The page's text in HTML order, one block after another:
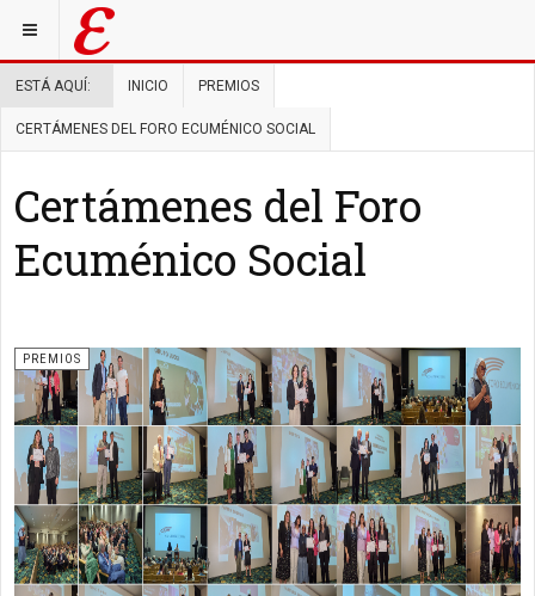
ESTÁ AQUÍ: INICIO PREMIOS
CERTÁMENES DEL FORO ECUMÉNICO SOCIAL
Certámenes del Foro
Ecuménico Social
PREMIOS